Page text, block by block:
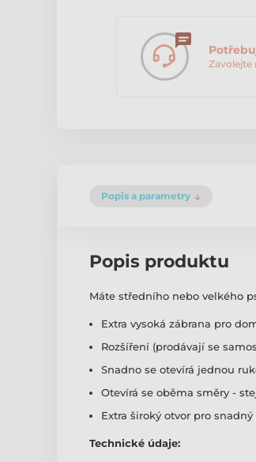
Zavolejte
Popis a parametry
Popis produktu
Máte středního nebo velkého
Extra vysoká zábrana pro
Rozšíření (prodávají se
Snadno se otevírá jednou
Otevírá se oběma směry -
Extra široký otvor pro
Technické údaje: